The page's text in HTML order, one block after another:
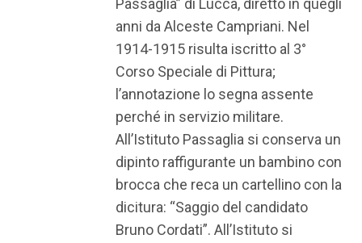
Passaglia” di Lucca, diretto in quegli
anni da Alceste Campriani. Nel
1914-1915 risulta iscritto al 3°
Corso Speciale di Pittura;
l’annotazione lo segna assente
perché in servizio militare.
All’Istituto Passaglia si conserva un
dipinto raffigurante un bambino con
brocca che reca un cartellino con la
dicitura: “Saggio del candidato
Bruno Cordati”. All’Istituto si